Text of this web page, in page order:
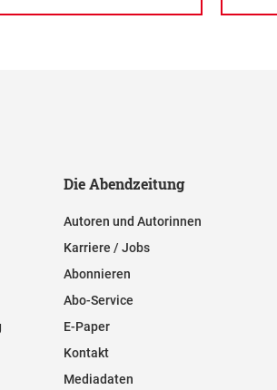
Die Abendzeitung
Autoren und Autorinnen
Karriere / Jobs
Abonnieren
Abo-Service
E-Paper
Kontakt
Mediadaten